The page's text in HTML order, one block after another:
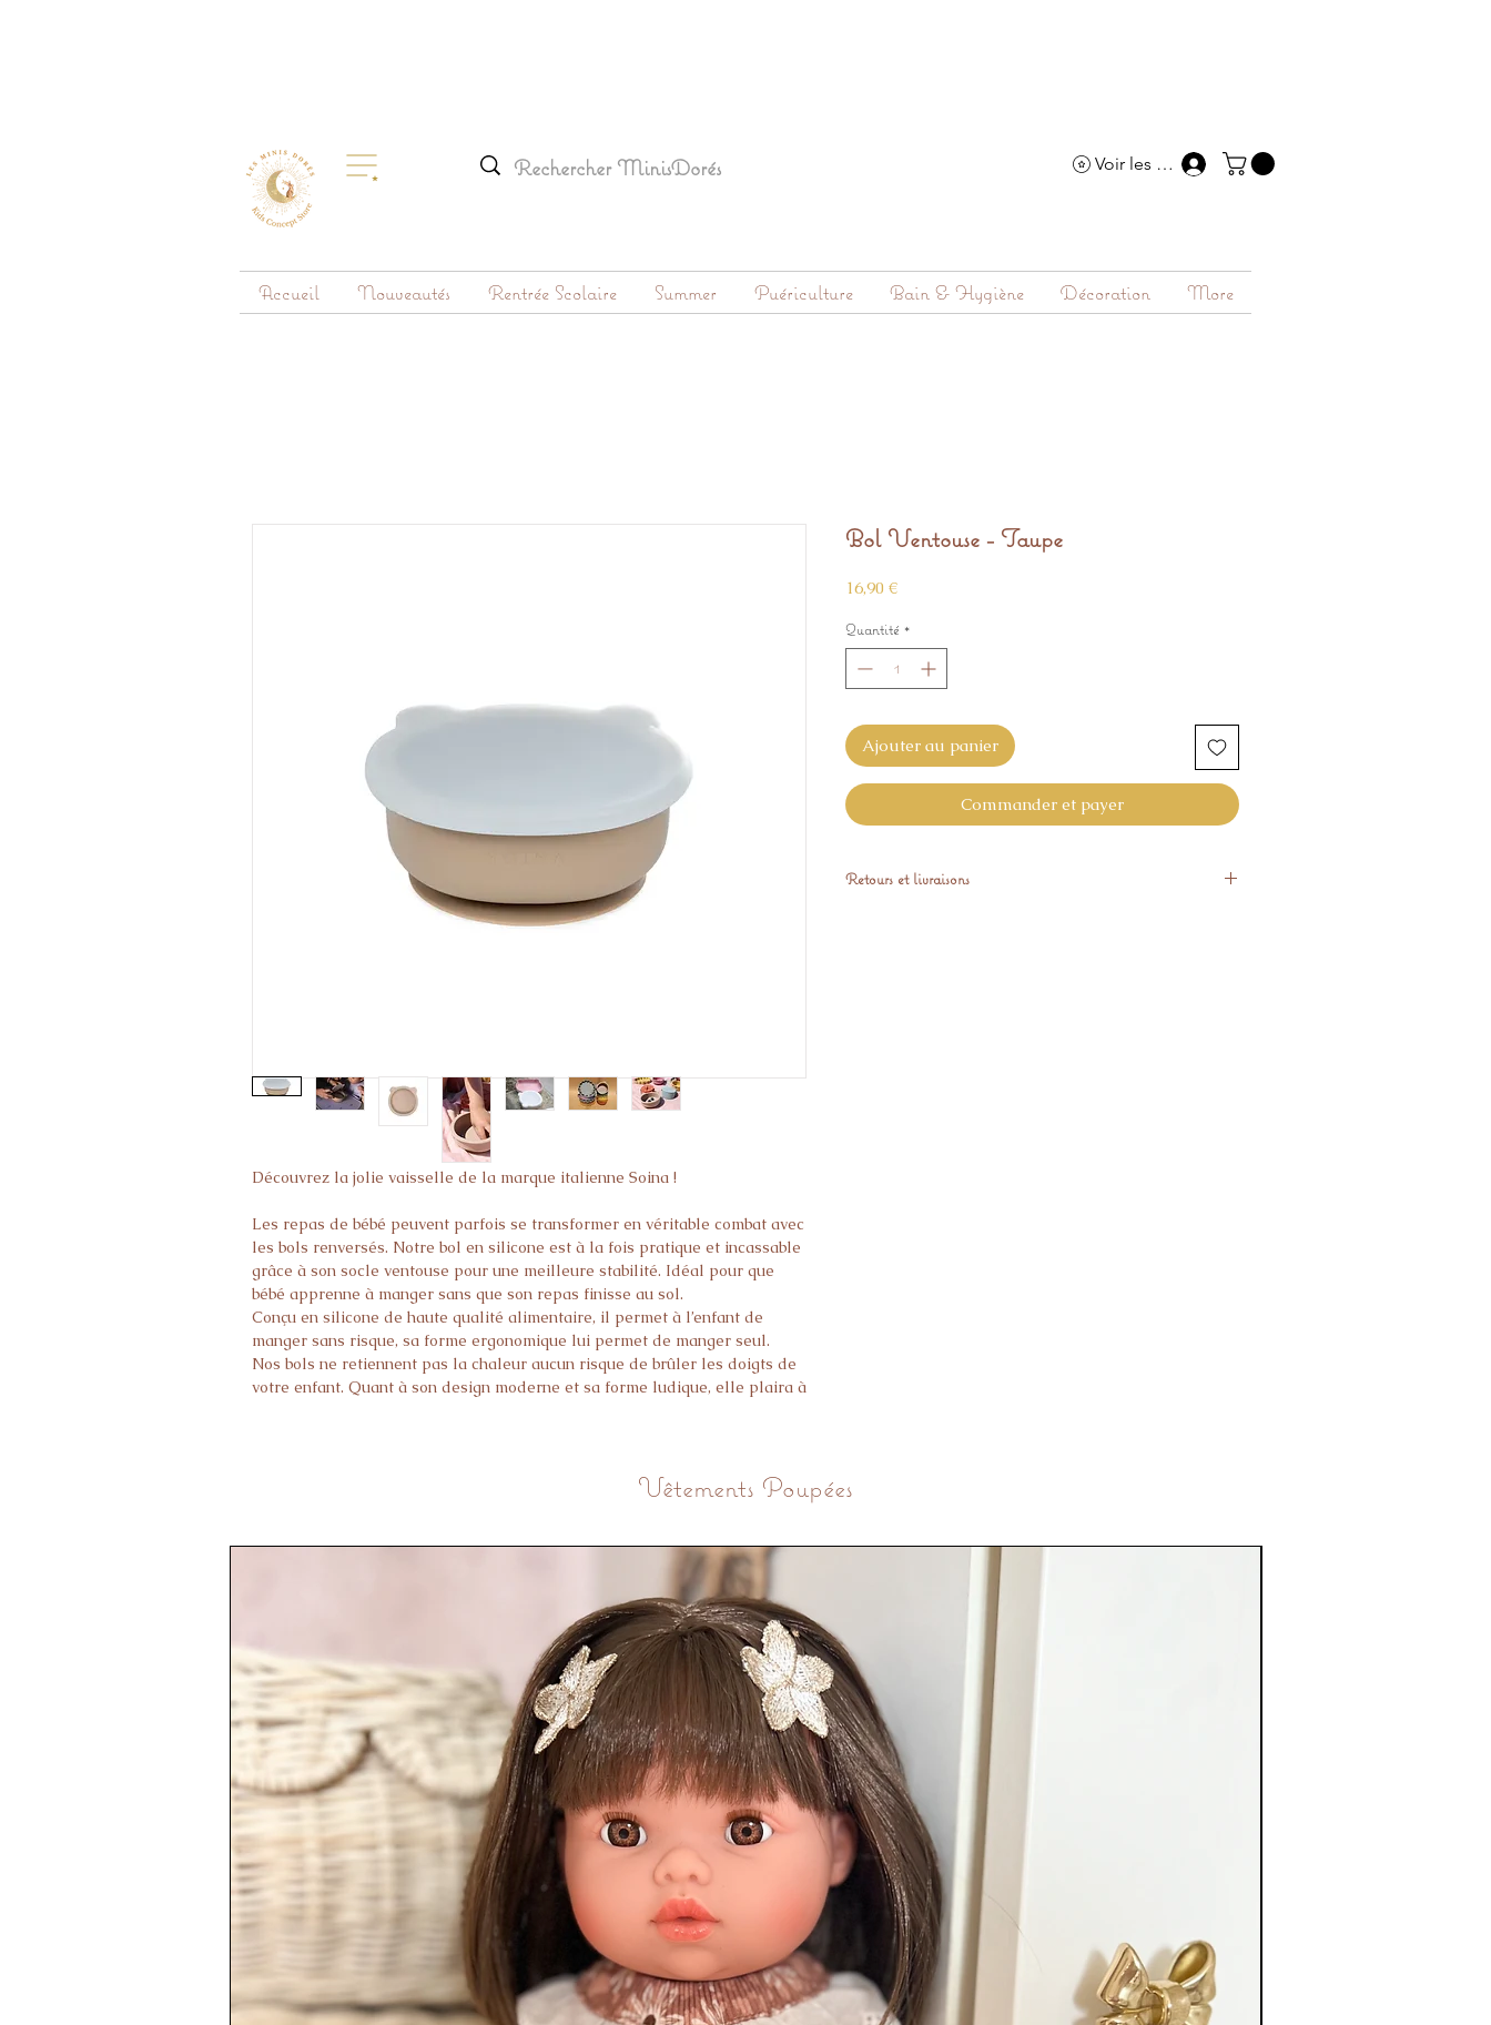
Voir les points
Accueil Nouveautés Rentrée Scolaire Summer Puériculture Bain & Hygiène Décoration More
Découvrez la jolie vaisselle de la marque italienne Soina !
Les repas de bébé peuvent parfois se transformer en véritable combat avec
les bols renversés. Notre bol en silicone est à la fois pratique et incassable
grâce à son socle ventouse pour une meilleure stabilité. Idéal pour que
bébé apprenne à manger sans que son repas finisse au sol.
Conçu en silicone de haute qualité alimentaire, il permet à l’enfant de
manger sans risque, sa forme ergonomique lui permet de manger seul.
Nos bols ne retiennent pas la chaleur aucun risque de brûler les doigts de
votre enfant. Quant à son design moderne et sa forme ludique, elle plaira à
✓ Passe au four et micro-ondes
✓ Conviens aux bébés dès l’âge de 4 mois
AVERTISSEMENT
Ne pas laisser l’enfant sans surveillance lors de son utilisation. Contrôler
et laver avant la première utilisation.
Bol Ventouse - Taupe
16,90 €Prix
Quantité *
Ajouter au panier
Commander et payer
Retours et livraisons
Vêtements Poupées